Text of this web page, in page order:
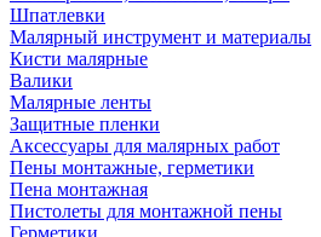
Шпатлевки
Малярный инструмент и материалы
Кисти малярные
Валики
Малярные ленты
Защитные пленки
Аксессуары для малярных работ
Пены монтажные, герметики
Пена монтажная
Пистолеты для монтажной пены
Герметики